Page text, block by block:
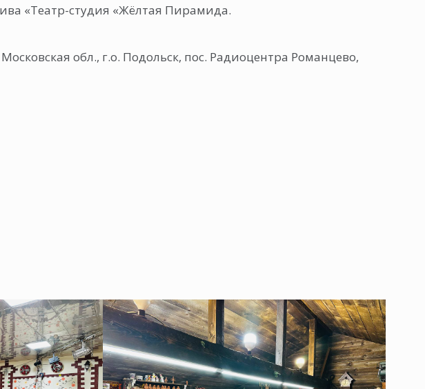
«Театр-студия «Жёлтая Пирамида.
обл., г.о. Подольск, пос. Радиоцентра Романцево,